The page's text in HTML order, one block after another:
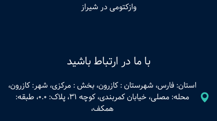
وازکتومی در شیراز
با ما در ارتباط باشید
استان: فارس، شهرستان : کازرون، بخش : مرکزی، شهر: کازرون،
محله: مصلی، خیابان کمربندی، کوچه 31، پلاک: 0.0، طبقه:
همکف،